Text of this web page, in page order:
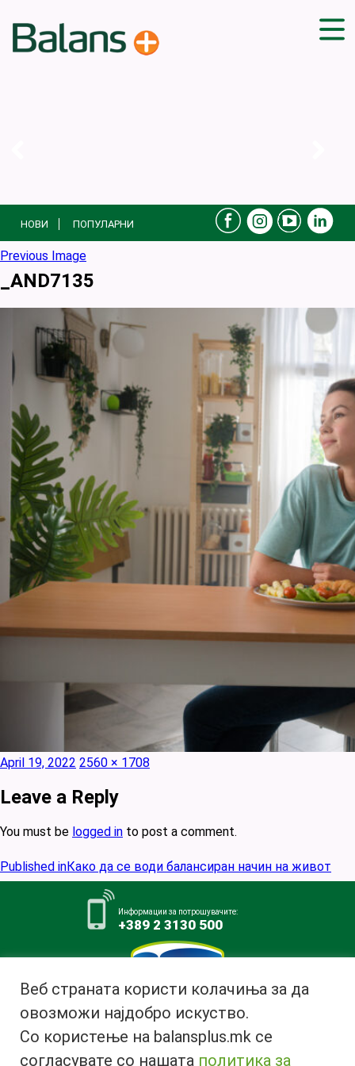
БЛОГ
ПРОИЗВОДИ
НОВИ ПОПУЛАРНИ
Previous Image
_AND7135
Posted
April 19, 2022 Full
2560 × 1708
Leave a Reply
You must be logged in to post a comment.
Post
navigation
Published inКако да се води балансиран начин на живот
Информации за потрошувачите:
+389 2 3130 500
Млекара АД Битола
ул. Ѓурчин Наумов Пљакот бр.1,
7000 Битола, Република
Веб страната користи колачиња за да
овозможи најдобро искуство.
Со користење на balansplus.mk се
согласувате со нашата политика за